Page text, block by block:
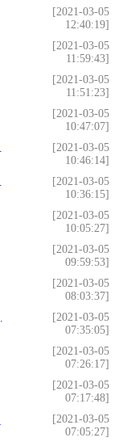
[2021-03-05
12:40:19]
[2021-03-05
11:59:43]
[2021-03-05
11:51:23]
[2021-03-05
10:47:07]
[2021-03-05
10:46:14]
[2021-03-05
10:36:15]
[2021-03-05
10:05:27]
[2021-03-05
09:59:53]
[2021-03-05
08:03:37]
[2021-03-05
07:35:05]
[2021-03-05
07:26:17]
[2021-03-05
07:17:48]
[2021-03-05
07:05:27]